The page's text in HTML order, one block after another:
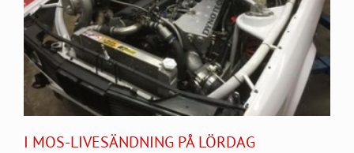
I MOS-LIVESÄNDNING PÅ LÖRDAG